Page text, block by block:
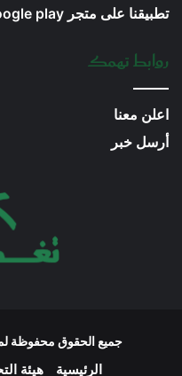
تطبيقنا على متجر google play
روابط تهمك
اعلن معنا
أرسل خبر
جميع الحقوق محفوظة
الرئيسية هيئة